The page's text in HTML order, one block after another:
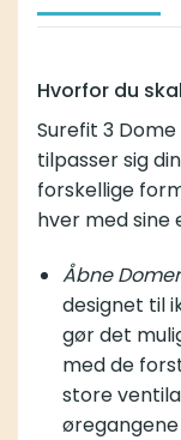
Hvorfor du
Surefit 3
tilpasser sig
forskellige
hver med sine
Åbne Domer
designet til
gør det
med de
store